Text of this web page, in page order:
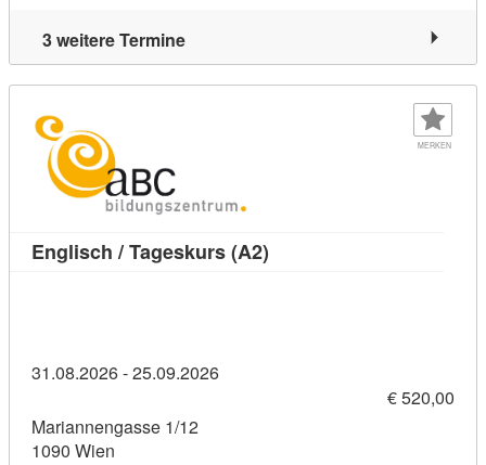
3 weitere Termine
MERKEN
Englisch / Tageskurs (A2)
31.08.2026 - 25.09.2026
€ 520,00
Mariannengasse 1/12
1090 Wien